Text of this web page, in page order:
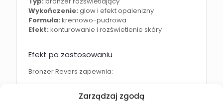
Zarządzaj zgodą
Wykończenie: glow i efekt opalenizny
Formuła: kremowo-pudrowa
Efekt: konturowanie i rozświetlenie skóry
Efekt po zastosowaniu
Bronzer Revers zapewnia:
efekt skóry muśniętej słońcem